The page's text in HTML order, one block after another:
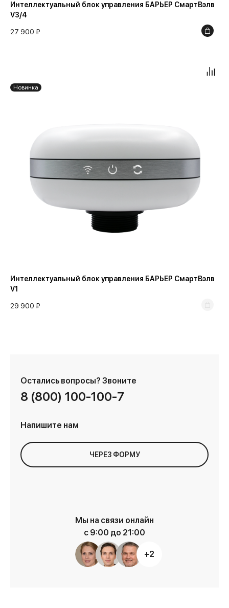
Интеллектуальный блок управления БАРЬЕР СмартВэлв
V3/4
27 900 ₽
Интеллектуальный блок управления БАРЬЕР СмартВэлв
V1
29 900 ₽
Новинка
Остались вопросы? Звоните
8 (800) 100-100-7
Напишите нам
ЧЕРЕЗ ФОРМУ
Мы на связи онлайн
с 9:00 до 21:00
+2